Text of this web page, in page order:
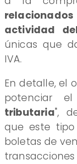
actividad
únicas que
IVA.
En detalle, el
potenciar
tributaria",
que este
boletas de